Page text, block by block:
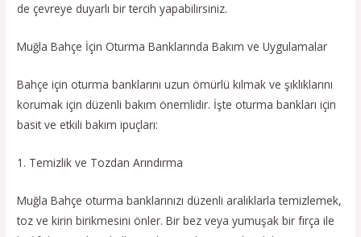
de çevreye duyarlı bir tercih yapabilirsiniz.
Muğla Bahçe İçin Oturma Banklarında Bakım ve Uygulamalar
Bahçe için oturma banklarını uzun ömürlü kılmak ve şıklıklarını
korumak için düzenli bakım önemlidir. İşte oturma bankları için
basit ve etkili bakım ipuçları:
1. Temizlik ve Tozdan Arındırma
Muğla Bahçe oturma banklarınızı düzenli aralıklarla temizlemek,
toz ve kirin birikmesini önler. Bir bez veya yumuşak bir fırça ile